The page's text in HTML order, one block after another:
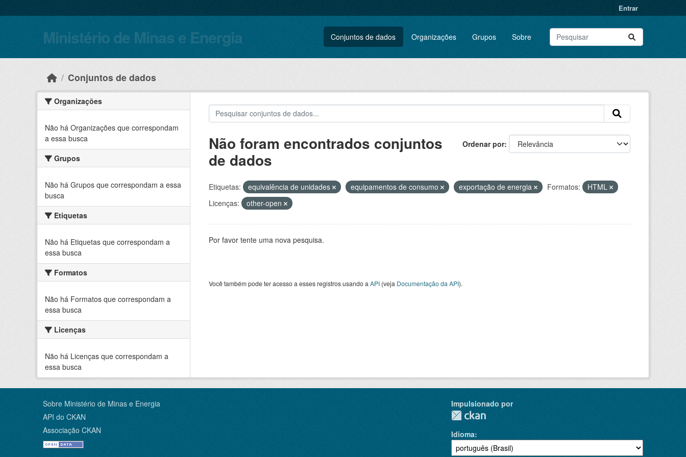
Entrar
Ministério de Minas e Energia Conjuntos de dados Organizações Grupos Sobre
Conjuntos de dados
Organizações
Não há Organizações que correspondam
a essa busca
Grupos
Não há Grupos que correspondam a essa
busca
Etiquetas
Não há Etiquetas que correspondam a
essa busca
Formatos
Não há Formatos que correspondam a
essa busca
Licenças
Não há Licenças que correspondam a
essa busca
Ordenar por
Não foram encontrados conjuntos
de dados
Etiquetas: equivalência de unidades equipamentos de consumo exportação de energia Formatos:
HTML
Licenças:
other-open
Por favor tente uma nova pesquisa.
Você também pode ter acesso a esses registros usando a API(veja Documentação da API).
Sobre Ministério de Minas e Energia
API do CKAN
Associação CKAN
Impulsionado por
Idioma